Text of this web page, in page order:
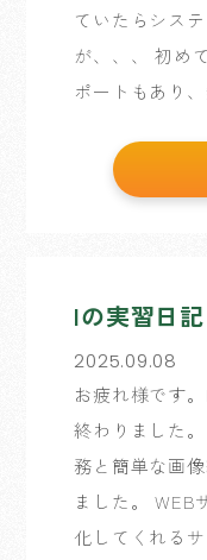
ていたらシス
が、、、 初め
ポートもあり
Iの実習日
2025.09.08
お疲れ様です
終わりました
務と簡単な画
ました。 WEB
化してくれる